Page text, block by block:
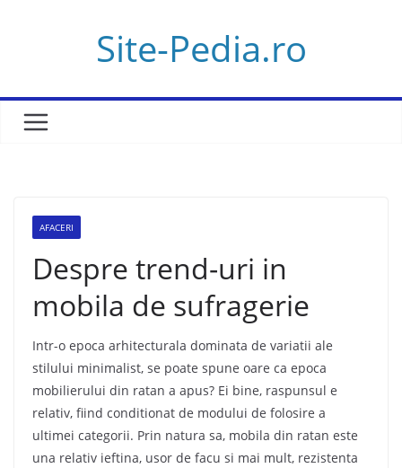
Site-Pedia.ro
AFACERI
Despre trend-uri in
mobila de sufragerie
Intr-o epoca arhitecturala dominata de variatii ale
stilului minimalist, se poate spune oare ca epoca
mobilierului din ratan a apus? Ei bine, raspunsul e
relativ, fiind conditionat de modului de folosire a
ultimei categorii. Prin natura sa, mobila din ratan este
una relativ ieftina, usor de facu si mai mult, rezistenta